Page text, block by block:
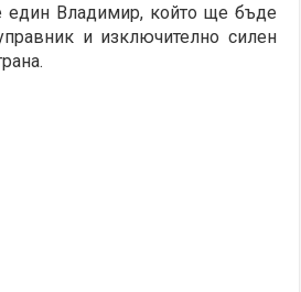
един Владимир, който ще бъде
и изключително силен